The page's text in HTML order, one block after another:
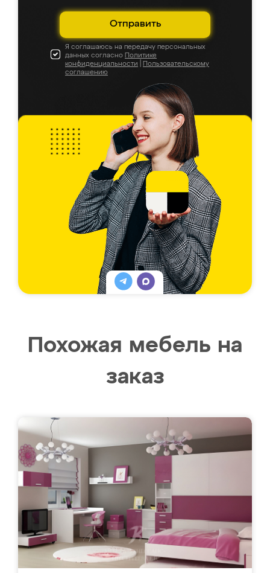
Отправить
Я соглашаюсь на передачу персональных
данных согласно Политике
конфиденциальности
Пользовательскому
соглашению
Похожая мебель на
заказ